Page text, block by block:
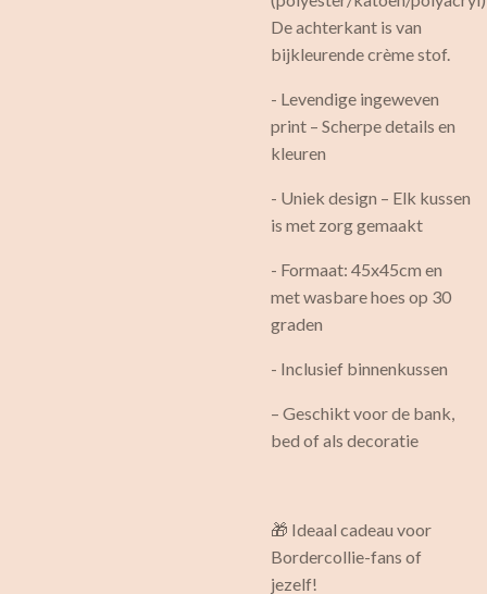
De achterkant is van
bijkleurende crème stof.
- Levendige ingeweven
print – Scherpe details en
kleuren
- Uniek design – Elk kussen
is met zorg gemaakt
- Formaat: 45x45cm en
met wasbare hoes op 30
graden
- Inclusief binnenkussen
– Geschikt voor de bank,
bed of als decoratie
🎁 Ideaal cadeau voor
Bordercollie-fans of
jezelf!